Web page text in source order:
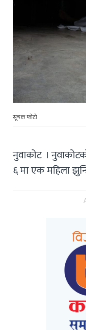
सूचक फोटो
नुवाकोट ।
६ मा एक महिला